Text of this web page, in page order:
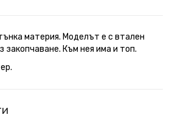
материя. Моделът е с втален
закопчаване. Към нея има и топ.